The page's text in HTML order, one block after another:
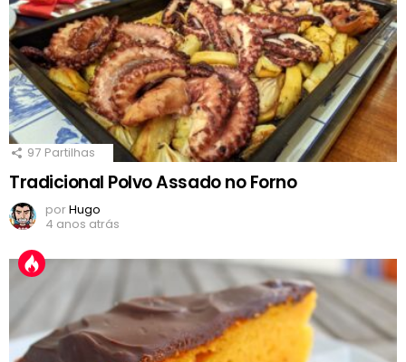
97 Partilhas
Tradicional Polvo Assado no Forno
porHugo
4 anos atrás